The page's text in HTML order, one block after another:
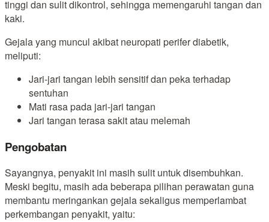
tinggi dan sulit dikontrol, sehingga memengaruhi tangan dan
kaki.
Gejala yang muncul akibat neuropati perifer diabetik,
meliputi:
Jari-jari tangan lebih sensitif dan peka terhadap
sentuhan
Mati rasa pada jari-jari tangan
Jari tangan terasa sakit atau melemah
Pengobatan
Sayangnya, penyakit ini masih sulit untuk disembuhkan.
Meski begitu, masih ada beberapa pilihan perawatan guna
membantu meringankan gejala sekaligus memperlambat
perkembangan penyakit, yaitu: